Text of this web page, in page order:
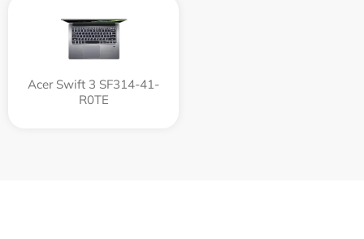
Acer Swift 3 SF314-41-
R0TE